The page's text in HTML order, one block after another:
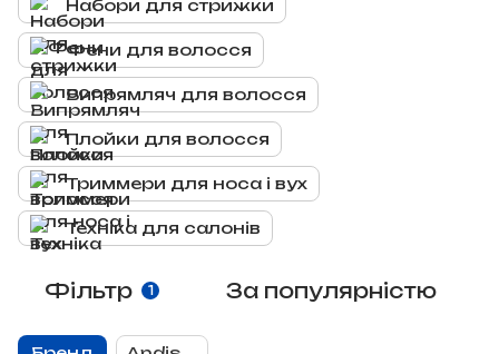
Набори для стрижки
Фени для волосся
Випрямляч для волосся
Плойки для волосся
Триммери для носа і вух
Техніка для салонів
Фільтр 1 За популярністю